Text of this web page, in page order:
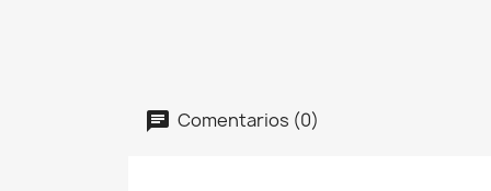
Comentarios (0)